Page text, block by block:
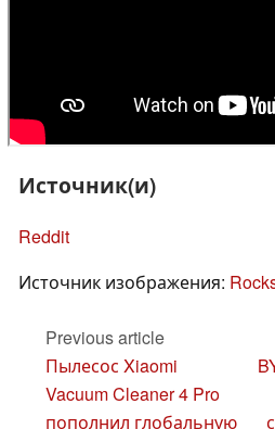
Источник(и)
Reddit
Источник изображения:
Previous article
Пылесос Xiaomi
Vacuum Cleaner 4 Pro
пополнил глобальную